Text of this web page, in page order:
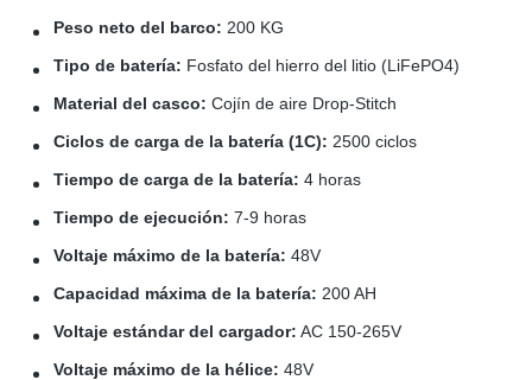
Sobre nosotros
Contacte con nosotros
Peso neto del barco: 200 KG
Tipo de batería: Fosfato del hierro del litio (LiFePO4)
Material del casco: Cojín de aire Drop-Stitch
Ciclos de carga de la batería (1C): 2500 ciclos
Tiempo de carga de la batería: 4 horas
Tiempo de ejecución: 7-9 horas
Voltaje máximo de la batería: 48V
Capacidad máxima de la batería: 200 AH
Voltaje estándar del cargador: AC 150-265V
Voltaje máximo de la hélice: 48V